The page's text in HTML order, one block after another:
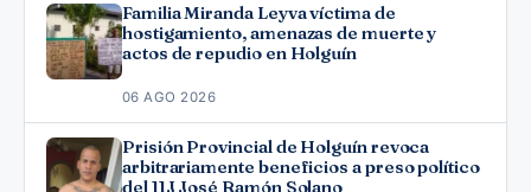
Familia Miranda Leyva víctima de
hostigamiento, amenazas de muerte y
actos de repudio en Holguín
06 AGO 2026
Prisión Provincial de Holguín revoca
arbitrariamente beneficios a preso político
del 11J José Ramón Solano